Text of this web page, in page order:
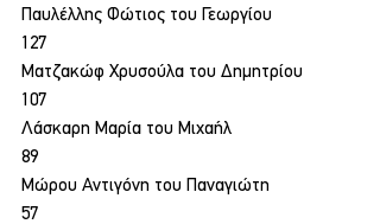
Παυλέλλης Φώτιος του Γεωργίου
127
Ματζακώφ Χρυσούλα του Δημητρίου
107
Λάσκαρη Μαρία του Μιχαήλ
89
Μώρου Αντιγόνη του Παναγιώτη
57